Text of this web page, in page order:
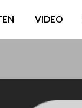
VIDEO